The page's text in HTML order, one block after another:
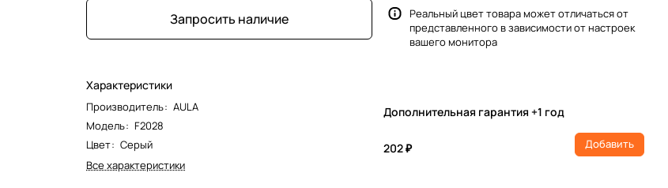
Запросить наличие
Характеристики
Производитель: AULA
Модель: F2028
Цвет: Серый
Все характеристики
Реальный цвет товара может отличаться от
представленного в зависимости от настроек
вашего монитора
Дополнительная гарантия +1 год
202 ₽ Добавить